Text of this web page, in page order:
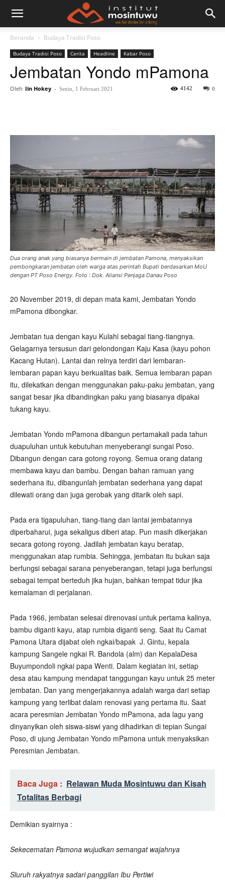
Beranda Budaya Tradisi Poso
Budaya Tradisi Poso Cerita Headline Kabar Poso
Jembatan Yondo mPamona
Oleh Iin Hokey - Senin, 1 Februari 2021 0
4142
Dua orang anak yang biasanya bermain di jembatan Pamona, menyaksikan
pembongkaran jembatan oleh warga atas perintah Bupati berdasarkan MoU
dengan PT Poso Energy. Foto : Dok. Aliansi Penjaga Danau Poso
20 November 2019, di depan mata kami, Jembatan Yondo
mPamona dibongkar.
Jembatan tua dengan kayu Kulahi sebagai tiang-tiangnya.
Gelagarnya tersusun dari gelondongan Kaju Kasa (kayu pohon
Kacang Hutan). Lantai dan relnya terdiri dari lembaran-
lembaran papan kayu berkualitas baik. Semua lembaran papan
itu, dilekatkan dengan menggunakan paku-paku jembatan, yang
sangat besar jika dibandingkan paku yang biasanya dipakai
tukang kayu.
Jembatan Yondo mPamona dibangun pertamakali pada tahun
duapuluhan untuk kebutuhan menyeberangi sungai Poso.
Dibangun dengan cara gotong royong. Semua orang datang
membawa kayu dan bambu. Dengan bahan ramuan yang
sederhana itu, dibangunlah jembatan sederhana yang dapat
dilewati orang dan juga gerobak yang ditarik oleh sapi.
Pada era tigapuluhan, tiang-tiang dan lantai jembatannya
diperbaharui, juga sekaligus diberi atap. Pun masih dikerjakan
secara gotong royong. Jadilah jembatan kayu beratap,
menggunakan atap rumbia. Sehingga, jembatan itu bukan saja
berfungsi sebagai sarana penyeberangan, tetapi juga berfungsi
sebagai tempat berteduh jika hujan, bahkan tempat tidur jika
kemalaman di perjalanan.
Pada 1966, jembatan selesai direnovasi untuk pertama kalinya,
bambu diganti kayu, atap rumbia diganti seng. Saat itu Camat
Pamona Utara dijabat oleh ngkai/bapak J. Gintu, kepala
kampung Sangele ngkai R. Bandola (alm) dan KepalaDesa
Buyumpondoli ngkai papa Wenti. Dalam kegiatan ini, setiap
desa atau kampung mendapat tanggungan kayu untuk 25 meter
jembatan. Dan yang mengerjakannya adalah warga dari setiap
kampung yang terlibat dalam renovasi yang pertama itu. Saat
acara peresmian Jembatan Yondo mPamona, ada lagu yang
dinyanyikan oleh siswa-siswi yang dihadirkan di tepian Sungai
Poso, di ujung Jembatan Yondo mPamona untuk menyaksikan
Peresmian Jembatan.
Baca Juga : Relawan Muda Mosintuwu dan Kisah
Totalitas Berbagi
Demikian syairnya :
Sekecematan Pamona wujudkan semangat wajahnya
Sluruh rakyatnya sadari panggilan Ibu Pertiwi